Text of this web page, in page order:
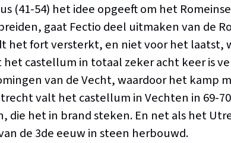
(41-54) het idee opgeeft om het
gaat Fectio deel uitmaken van de
het fort versterkt, en niet voor het laatst,
castellum in totaal zeker acht keer is
van de Vecht, waardoor het kamp
valt het castellum in Vechten in 69-
die het in brand steken. En net als het
de 3de eeuw in steen herbouwd.